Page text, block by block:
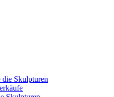
die Skulpturen